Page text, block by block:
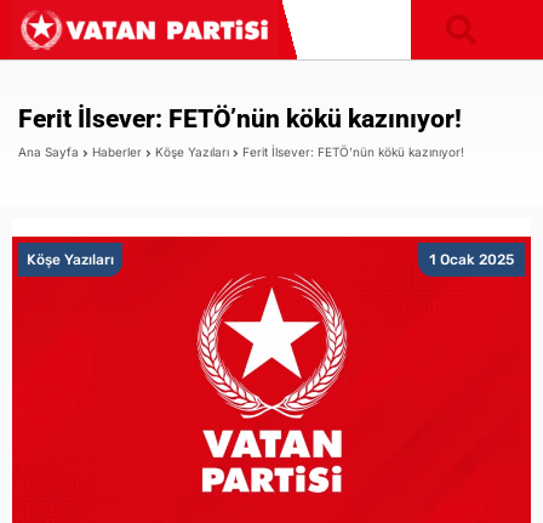
Ferit İlsever: FETÖ’nün kökü kazınıyor!
Ana Sayfa Haberler Köşe Yazıları Ferit İlsever: FETÖ’nün kökü kazınıyor!
1 Ocak 2025
Köşe Yazıları